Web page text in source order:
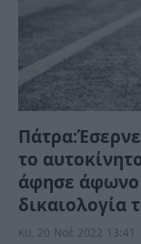
το
άφησε άφωνο
δικαιολογία
Κυ, 20 Νοέ 2022 13:41